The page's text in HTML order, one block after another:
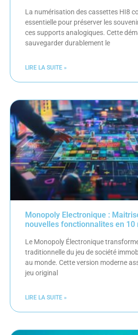
La numérisation des cassettes HI8
essentielle pour préserver les
ces supports analogiques. Cette
sauvegarder durablement le
LIRE LA SUITE »
Monopoly Electronique :
nouvelles fonctionnalites en 10
Le Monopoly Électronique
traditionnelle du jeu de société
au monde. Cette version moderne
jeu original
LIRE LA SUITE »